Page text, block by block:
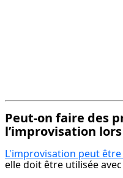
Peut-on faire des
l’improvisation
L'improvisation peut
elle doit être utilisée